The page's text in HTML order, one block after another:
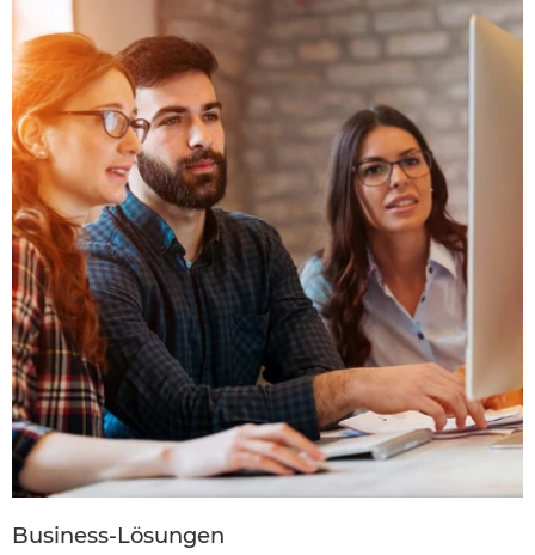
Business-Lösungen